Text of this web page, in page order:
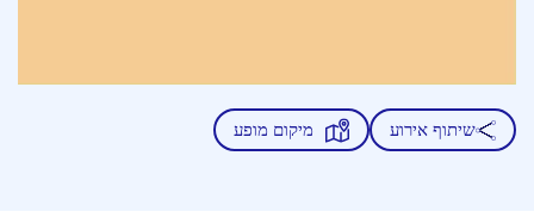
שיתוף אירוע מיקום מופע